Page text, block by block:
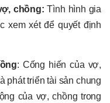
chồng: Tình hình gia
xem xét để quyết định
: Cống hiến của vợ,
phát triển tài sản chung
của vợ, chồng trong